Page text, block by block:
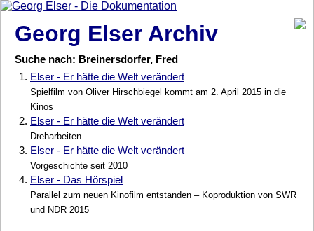
Georg Elser Archiv
Suche nach: Breinersdorfer, Fred
1. Elser - Er hätte die Welt verändert
Spielfilm von Oliver Hirschbiegel kommt am 2. April 2015 in die
Kinos
2. Elser - Er hätte die Welt verändert
Dreharbeiten
3. Elser - Er hätte die Welt verändert
Vorgeschichte seit 2010
4. Elser - Das Hörspiel
Parallel zum neuen Kinofilm entstanden – Koproduktion von SWR
und NDR 2015